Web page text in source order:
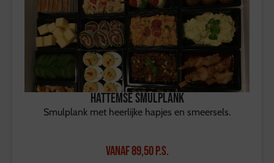
Hattemse Smulplank
Smulplank met heerlijke hapjes en smeersels.
Vanaf89,50p.s.